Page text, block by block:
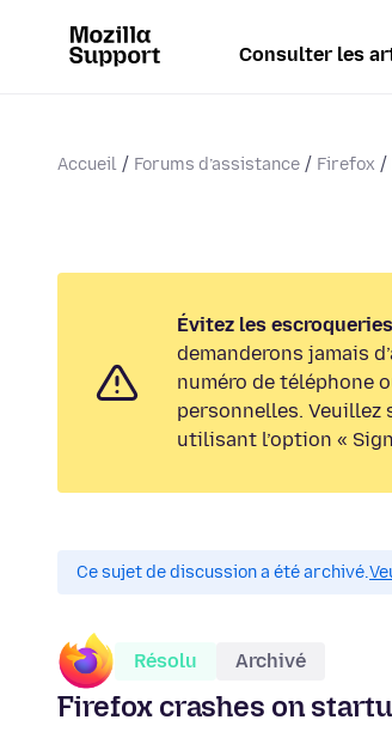
Consulter les
Accueil Forums d’assistance Firefox
Évitez les
demanderons jamais
numéro de téléphone
personnelles.
utilisant l’option «
Ce sujet de discussion a été archivé.
Résolu Archivé
Firefox crashes on